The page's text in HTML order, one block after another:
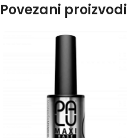
Povezani proizvodi